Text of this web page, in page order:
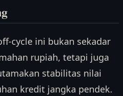
cycle ini bukan sekadar
rupiah, tetapi juga
stabilitas nilai
kredit jangka pendek.